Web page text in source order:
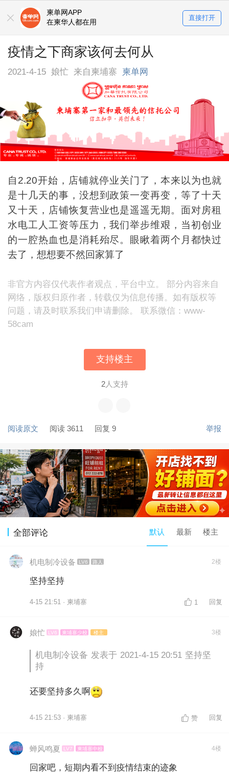
柬单网APP
在柬华人都在用
直接打开
疫情之下商家该何去何从
2021-4-15 娘忙 来自柬埔寨 柬单网
自2.20开始，店铺就停业关门了，本来以为也就
是十几天的事，没想到政策一变再变，等了十天
又十天，店铺恢复营业也是遥遥无期。面对房租
水电工人工资等压力，我们举步维艰，当初创业
的一腔热血也是消耗殆尽。眼瞅着两个月都快过
去了，想想要不然回家算了
非官方内容仅代表作者观点，平台中立。 部分内容来自
网络，版权归原作者，转载仅为信息传播。如有版权等
问题，请及时联系我们申请删除。 联系微信：www-
58cam
支持楼主
2人支持
阅读原文 阅读 3611 回复 9 举报
全部评论 默认 最新 楼主
机电制冷设备 LV6 路人 2楼
坚持坚持
4-15 21:51 · 柬埔寨 1 回复
娘忙 LV6 柬埔寨少校 楼主 3楼
机电制冷设备 发表于 2021-4-15 20:51 坚持坚
持
还要坚持多久啊
4-15 21:53 · 柬埔寨 赞 回复
蝉风鸣夏 LV7 柬埔寨中校 4楼
回家吧，短期内看不到疫情结束的迹象